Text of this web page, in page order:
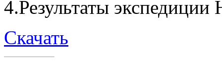
4.Результаты экспедиции
Скачать